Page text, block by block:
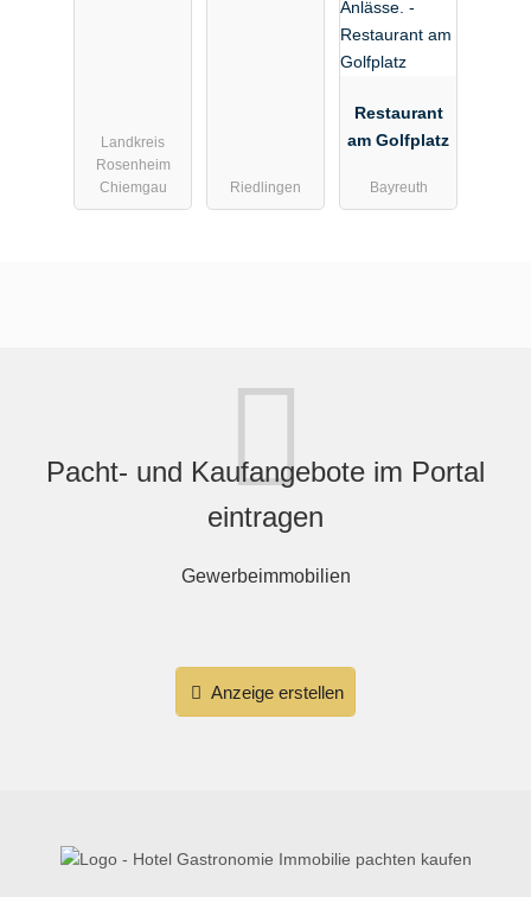
Landkreis
Rosenheim
Chiemgau
Riedlingen
Restaurant
am Golfplatz
Bayreuth
Pacht- und Kaufangebote im Portal
eintragen
Gewerbeimmobilien
Anzeige erstellen